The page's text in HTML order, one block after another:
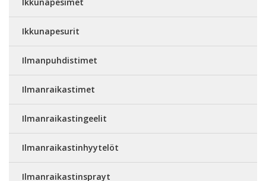
Ikkunapesurit
Ilmanpuhdistimet
Ilmanraikastimet
Ilmanraikastingeelit
Ilmanraikastinhyytelöt
Ilmanraikastinsprayt